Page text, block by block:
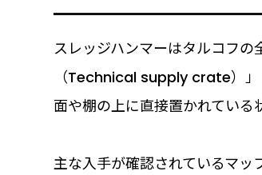
スレッジハンマーはタルコフ
（Technical supply crate）」
面や棚の上に直接置かれている
主な入手が確認されているマッ